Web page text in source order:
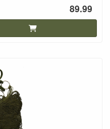
89.99